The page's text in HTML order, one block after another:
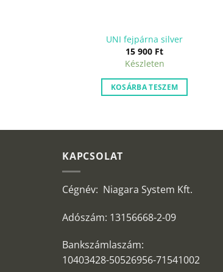
UNI fejpárna silver
15 900 Ft
Készleten
KOSÁRBA TESZEM
KAPCSOLAT
Cégnév: Niagara System Kft.
Adószám: 13156668-2-09
Bankszámlaszám:
10403428-50526956-71541002